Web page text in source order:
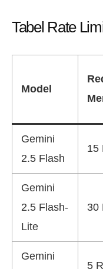
Tabel Rate
Model
Gemini
2.5 Flash
15
Gemini
2.5 Flash-
Lite
30
Gemini
5